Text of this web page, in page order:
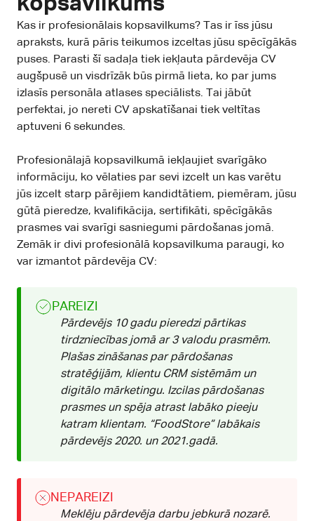
Kas ir profesionālais kopsavilkums? Tas ir īss jūsu
apraksts, kurā pāris teikumos izceltas jūsu spēcīgākās
puses. Parasti šī sadaļa tiek iekļauta pārdevēja CV
augšpusē un visdrīzāk būs pirmā lieta, ko par jums
izlasīs personāla atlases speciālists. Tai jābūt
perfektai, jo nereti CV apskatīšanai tiek veltītas
aptuveni 6 sekundes.
Profesionālajā kopsavilkumā iekļaujiet svarīgāko
informāciju, ko vēlaties par sevi izcelt un kas varētu
jūs izcelt starp pārējiem kandidtātiem, piemēram, jūsu
gūtā pieredze, kvalifikācija, sertifikāti, spēcīgākās
prasmes vai svarīgi sasniegumi pārdošanas jomā.
Zemāk ir divi profesionālā kopsavilkuma paraugi, ko
var izmantot pārdevēja CV:
PAREIZI
Pārdevējs 10 gadu pieredzi pārtikas
tirdzniecības jomā ar 3 valodu prasmēm.
Plašas zināšanas par pārdošanas
stratēģijām, klientu CRM sistēmām un
digitālo mārketingu. Izcilas pārdošanas
prasmes un spēja atrast labāko pieeju
katram klientam. “FoodStore” labākais
pārdevējs 2020. un 2021.gadā.
NEPAREIZI
Meklēju pārdevēja darbu jebkurā nozarē.